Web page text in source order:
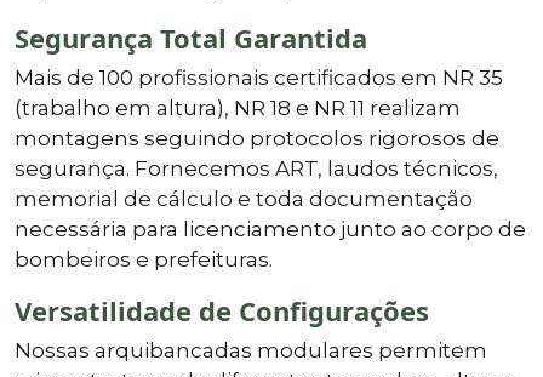
Segurança Total Garantida
Mais de 100 profissionais certificados em NR 35
(trabalho em altura), NR 18 e NR 11 realizam
montagens seguindo protocolos rigorosos de
segurança. Fornecemos ART, laudos técnicos,
memorial de cálculo e toda documentação
necessária para licenciamento junto ao corpo de
bombeiros e prefeituras.
Versatilidade de Configurações
Nossas arquibancadas modulares permitem